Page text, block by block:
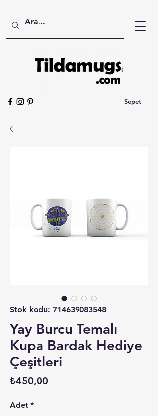
Sepet
Stok kodu: 714639083548
Yay Burcu Temalı
Kupa Bardak Hediye
Çeşitleri
₺450,00
Adet *